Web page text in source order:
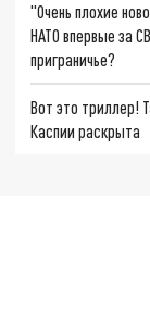
"Очень плохие
НАТО впервые за
приграничье?
Вот это триллер!
Каспии раскрыта